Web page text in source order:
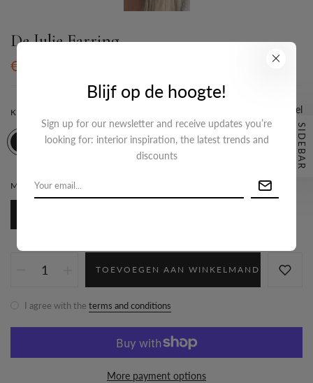
De Julie Earring
€14,95
KLEUR:
MATERIAAL:STAINLESS STEEL
Maattabel
TOEVOEGEN AAN WINKELMAND
I agree with the terms and conditions
More payment options
SIDEBAR
Blijf op de hoogte!
Sign up for our newsletter and receive updates you’re
looking for: interior inspiration, the latest trends and
discounts